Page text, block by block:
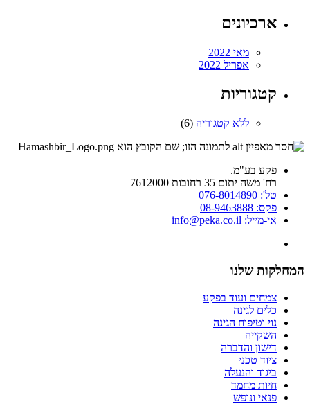
ארכיונים
מאי 2022
אפריל 2022
קטגוריות
ללא קטגוריה (6)
פקע בע"מ.
רח' משה יתום 35 רחובות 7612000
טל': 076-8014890
פקס: 08-9463888
אי-מייל: info@peka.co.il
המחלקות שלנו
צמחים ועוד בפקע
כלים לגינה
נוי וטיפוח הגינה
השקייה
דישון והדברה
ציוד טכני
ביגוד והנעלה
חיות מחמד
פנאי ונופש